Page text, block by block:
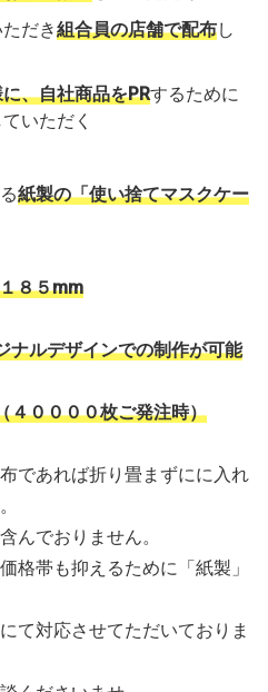
だき組合員の店舗で配布し
、自社商品をPRするために
いただく
紙製の「使い捨てマスクケー
８５mm
ナルデザインでの制作が可能
４００００枚ご発注時）
であれば折り畳まずにに入れ
んでおりません。
格帯も抑えるために「紙製」
て対応させてただいておりま